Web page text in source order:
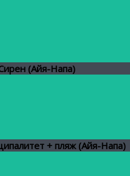
(Айя-Напа)
+ пляж (Айя-Напа)